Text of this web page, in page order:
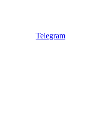
Telegram